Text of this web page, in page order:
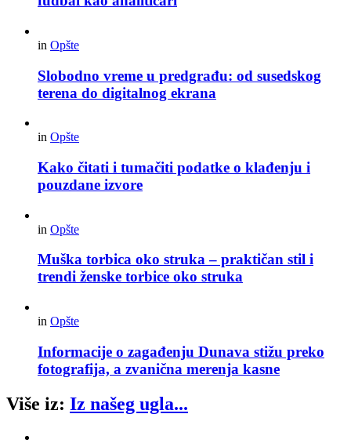
in Opšte
Slobodno vreme u predgrađu: od susedskog
terena do digitalnog ekrana
in Opšte
Kako čitati i tumačiti podatke o klađenju i
pouzdane izvore
in Opšte
Muška torbica oko struka – praktičan stil i
trendi ženske torbice oko struka
in Opšte
Informacije o zagađenju Dunava stižu preko
fotografija, a zvanična merenja kasne
Više iz: Iz našeg ugla...